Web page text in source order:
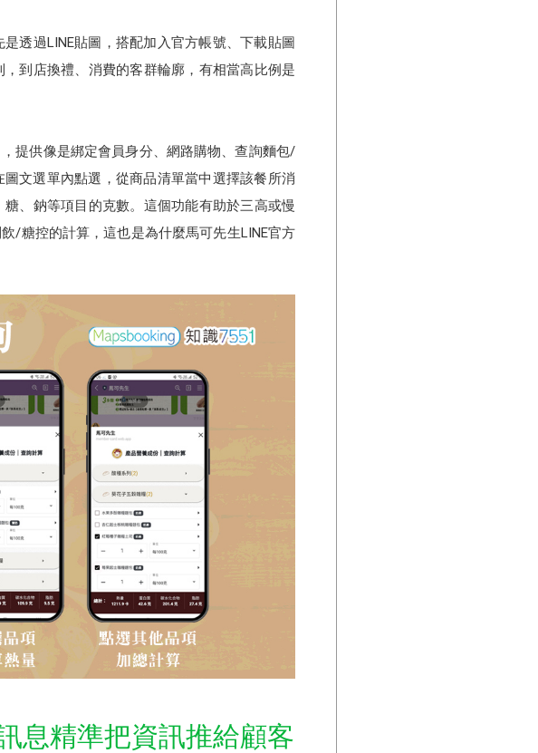
透過LINE貼圖，搭配加入官方帳號、下載貼圖
到店換禮、消費的客群輪廓，有相當高比例是
提供像是綁定會員身分、網路購物、查詢麵包/
文選單內點選，從商品清單當中選擇該餐所消
、鈉等項目的克數。這個功能有助於三高或慢
/糖控的計算，這也是為什麼馬可先生LINE官方
息精準把資訊推給顧客